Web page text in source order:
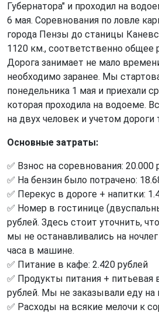
Губернатора" и проходил на
6 мая. Соревнования по ловле
города Пензы до станицы
1120 км., соответственно общее
Дорога занимает не мало
необходимо заранее. Мы
понедельника 1 мая и приехали
которая проходила на водоеме.
на двух человек и учетом дороги
Основные затраты:
✅ Взнос на соревнования: 20.000
✅ На бензин было потрачено:
✅ Перекус в дороге + напитки:
✅ Номер в гостинице
рублей. Здесь стоит уточнить,
мы не останавливались на
часа в машине.
✅ Питание в кафе: 2.420 рублей
✅ Продукты питания + питьевая
рублей. Мы не заказывали еду на
✅ Расходы на всякие мелочи к